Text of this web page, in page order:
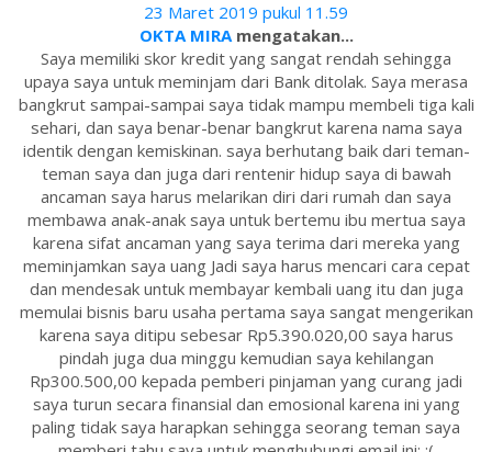
23 Maret 2019 pukul 11.59
OKTA MIRAmengatakan...
Saya memiliki skor kredit yang sangat rendah sehingga
upaya saya untuk meminjam dari Bank ditolak. Saya merasa
bangkrut sampai-sampai saya tidak mampu membeli tiga kali
sehari, dan saya benar-benar bangkrut karena nama saya
identik dengan kemiskinan. saya berhutang baik dari teman-
teman saya dan juga dari rentenir hidup saya di bawah
ancaman saya harus melarikan diri dari rumah dan saya
membawa anak-anak saya untuk bertemu ibu mertua saya
karena sifat ancaman yang saya terima dari mereka yang
meminjamkan saya uang Jadi saya harus mencari cara cepat
dan mendesak untuk membayar kembali uang itu dan juga
memulai bisnis baru usaha pertama saya sangat mengerikan
karena saya ditipu sebesar Rp5.390.020,00 saya harus
pindah juga dua minggu kemudian saya kehilangan
Rp300.500,00 kepada pemberi pinjaman yang curang jadi
saya turun secara finansial dan emosional karena ini yang
paling tidak saya harapkan sehingga seorang teman saya